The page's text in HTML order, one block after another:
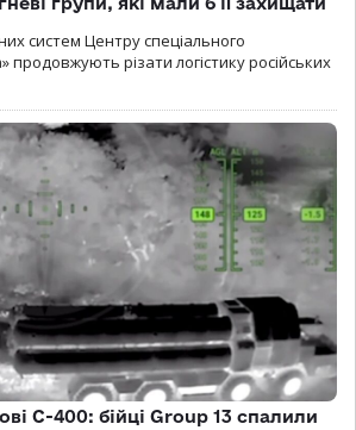
систем Центру спеціального
різати логістику російських
С-400: бійці Group 13 спалили